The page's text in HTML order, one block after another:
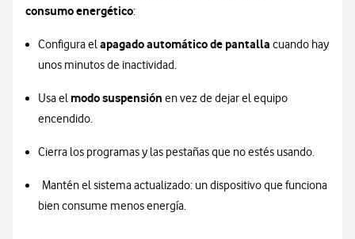
consumo energético:
Configura elapagado automático de pantalla cuando hay
unos minutos de inactividad.
Usa el modo suspensión en vez de dejar el equipo
encendido.
Cierra los programas y las pestañas que no estés usando.
Mantén el sistema actualizado: un dispositivo que funciona
bien consume menos energía.